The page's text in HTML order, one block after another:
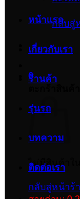
กลับสู่
0
ไม่มีสินค้าใน
กลับสู่หน้าร้
หน้าแรก
เกี่ยวกับเรา
ร้านค้า
รุ่นรถ
บทความ
ติดต่อเรา